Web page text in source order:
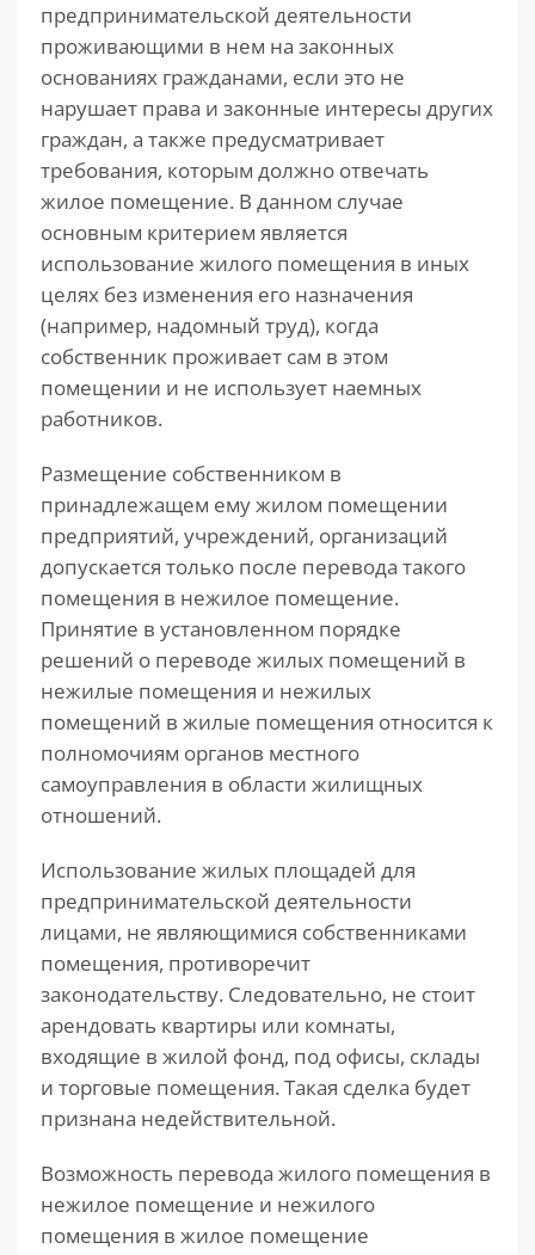
предпринимательской деятельности
проживающими в нем на законных
основаниях гражданами, если это не
нарушает права и законные интересы других
граждан, а также предусматривает
требования, которым должно отвечать
жилое помещение. В данном случае
основным критерием является
использование жилого помещения в иных
целях без изменения его назначения
(например, надомный труд), когда
собственник проживает сам в этом
помещении и не использует наемных
работников.
Размещение собственником в
принадлежащем ему жилом помещении
предприятий, учреждений, организаций
допускается только после перевода такого
помещения в нежилое помещение.
Принятие в установленном порядке
решений о переводе жилых помещений в
нежилые помещения и нежилых
помещений в жилые помещения относится к
полномочиям органов местного
самоуправления в области жилищных
отношений.
Использование жилых площадей для
предпринимательской деятельности
лицами, не являющимися собственниками
помещения, противоречит
законодательству. Следовательно, не стоит
арендовать квартиры или комнаты,
входящие в жилой фонд, под офисы, склады
и торговые помещения. Такая сделка будет
признана недействительной.
Возможность перевода жилого помещения в
нежилое помещение и нежилого
помещения в жилое помещение